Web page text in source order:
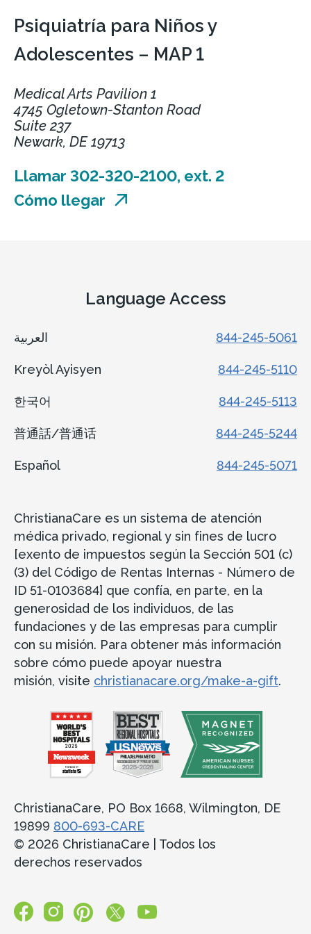
Psiquiatría para Niños y
Adolescentes – MAP 1
Medical Arts Pavilion 1
4745 Ogletown-Stanton Road
Suite 237
Newark, DE 19713
Llamar 302-320-2100, ext. 2
Cómo llegar
Language Access
844-245-5061
Kreyòl Ayisyen 844-245-5110
한국어 844-245-5113
普通話/普通话 844-245-5244
Español 844-245-5071
ChristianaCare es un sistema de atención
médica privado, regional y sin fines de lucro
[exento de impuestos según la Sección 501 (c)
(3) del Código de Rentas Internas - Número de
ID 51-0103684] que confía, en parte, en la
generosidad de los individuos, de las
fundaciones y de las empresas para cumplir
con su misión. Para obtener más información
sobre cómo puede apoyar nuestra
misión, visite christianacare.org/make-a-gift.
ChristianaCare, PO Box 1668, Wilmington, DE
19899 800-693-CARE
© 2026 ChristianaCare | Todos los
derechos reservados